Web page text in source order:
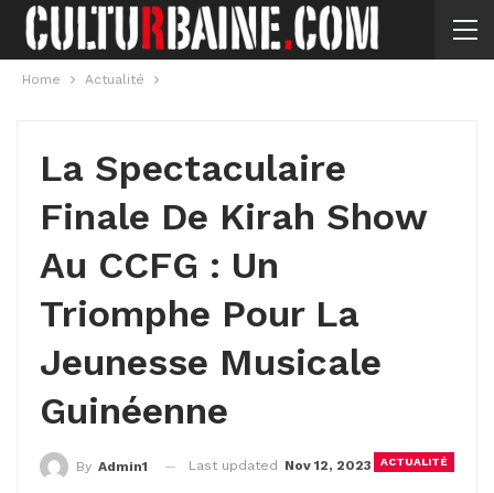
Home Actualité
La Spectaculaire
Finale De Kirah Show
Au CCFG : Un
Triomphe Pour La
Jeunesse Musicale
Guinéenne
ACTUALITÉ
By Admin1 Last updated Nov 12, 2023